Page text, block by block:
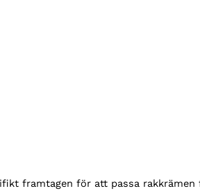
framtagen för att passa rakkrämen